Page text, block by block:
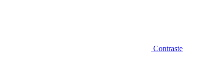
Contraste